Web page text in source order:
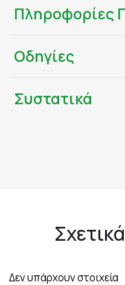
Πληροφορίες
Οδηγίες
Συστατικά
Σχετικά
Δεν υπάρχουν στοιχεία